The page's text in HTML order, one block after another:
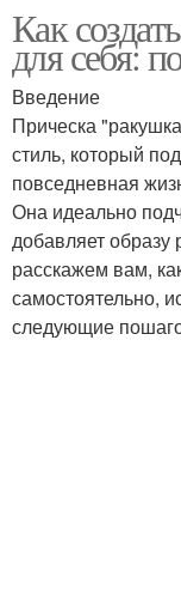
волос
Ракушка для
длины
Волос к
Как
для себя:
Введение
Прическа
стиль, который
повседневная
Она идеально
добавляет образу
расскажем вам,
самостоятельно,
следующие